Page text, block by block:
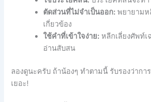
ตัดส่วนที่ไม่จำเป็นออก: พยายามห
เกี่ยวข้อง
ใช้คำที่เข้าใจง่าย: หลีกเลี่ยงศัพท์
อ่านสับสน
ลองดูนะครับ ถ้าน้องๆ ทำตามนี้ รับรองว่ากา
เยอะ!